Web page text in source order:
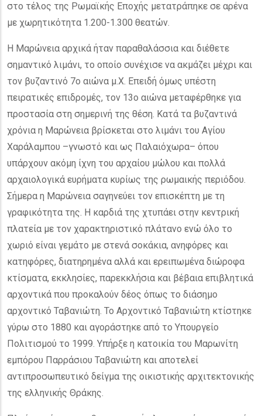
στο τέλος της Ρωμαϊκής Εποχής μετατράπηκε σε αρένα
με χωρητικότητα 1.200-1.300 θεατών.
Η Μαρώνεια αρχικά ήταν παραθαλάσσια και διέθετε
σημαντικό λιμάνι, το οποίο συνέχισε να ακμάζει μέχρι και
τον βυζαντινό 7ο αιώνα μ.Χ. Επειδή όμως υπέστη
πειρατικές επιδρομές, τον 13ο αιώνα μεταφέρθηκε για
προστασία στη σημερινή της θέση. Κατά τα βυζαντινά
χρόνια η Μαρώνεια βρίσκεται στο λιμάνι του Αγίου
Χαράλαμπου –γνωστό και ως Παλαιόχωρα– όπου
υπάρχουν ακόμη ίχνη του αρχαίου μώλου και πολλά
αρχαιολογικά ευρήματα κυρίως της ρωμαικής περιόδου.
Σήμερα η Μαρώνεια σαγηνεύει τον επισκέπτη με τη
γραφικότητα της. Η καρδιά της χτυπάει στην κεντρική
πλατεία με τον χαρακτηριστικό πλάτανο ενώ όλο το
χωριό είναι γεμάτο με στενά σοκάκια, ανηφόρες και
κατηφόρες, διατηρημένα αλλά και ερειπωμένα διώροφα
κτίσματα, εκκλησίες, παρεκκλήσια και βέβαια επιβλητικά
αρχοντικά που προκαλούν δέος όπως το διάσημο
αρχοντικό Ταβανιώτη. Το Αρχοντικό Ταβανιώτη κτίστηκε
γύρω στο 1880 και αγοράστηκε από το Υπουργείο
Πολιτισμού το 1999. Υπήρξε η κατοικία του Μαρωνίτη
εμπόρου Παρράσιου Ταβανιώτη και αποτελεί
αντιπροσωπευτικό δείγμα της οικιστικής αρχιτεκτονικής
της ελληνικής Θράκης.